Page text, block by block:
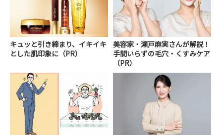
キュッと引き締まり、イキイキ
とした肌印象に（PR）
美容家・瀬戸麻実さんが解説！
手間いらずの毛穴・くすみケア
（PR）